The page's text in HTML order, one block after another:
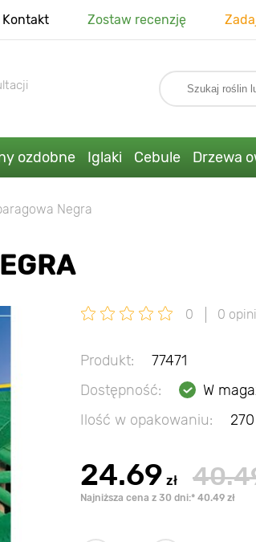
Kontakt Zostaw recenzję
ozdobne Iglaki Cebule Drzewa
Negra
0 0
Produkt:
77471
Dostępność:
W
Ilość w opakowaniu:
24.69 zł
Najniższa cena z 30 dni:* 40.49 zł